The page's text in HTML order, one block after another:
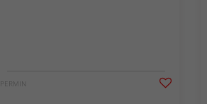
PERMIN